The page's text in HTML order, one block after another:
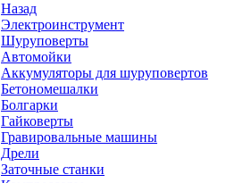
Назад
Электроинструмент
Шуруповерты
Автомойки
Аккумуляторы для шуруповертов
Бетономешалки
Болгарки
Гайковерты
Гравировальные машины
Дрели
Заточные станки